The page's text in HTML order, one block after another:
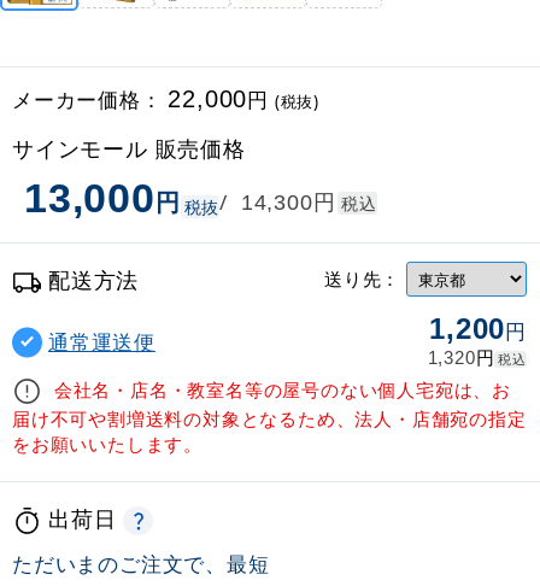
メーカー価格： 22,000円 (税抜)
サインモール 販売価格
13,000円 税抜/ 14,300円 税込
配送方法 送り先：
通常運送便 1,200円
1,320円 税込
会社名・店名・教室名等の屋号のない個人宅宛は、お
届け不可や割増送料の対象となるため、法人・店舗宛の指定
をお願いいたします。
出荷日
ただいまのご注文で、最短